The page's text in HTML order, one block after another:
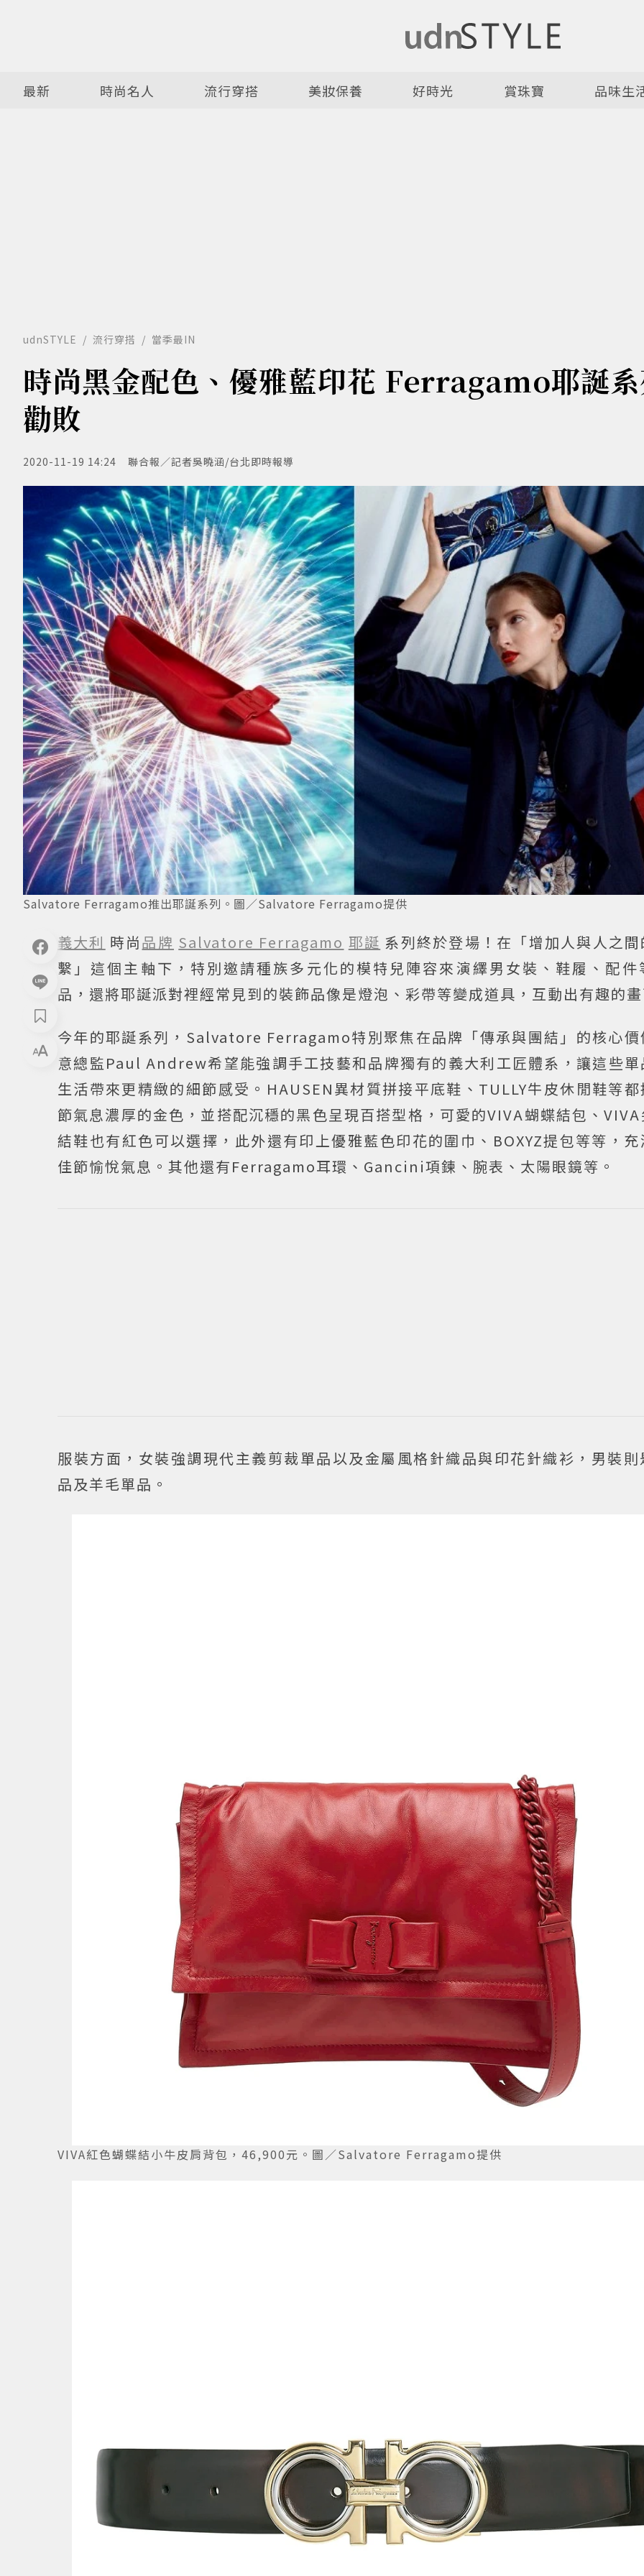
最新 時尚名人 流行穿搭 美妝保養 好時光 賞珠寶 品味生
udnSTYLE 流行穿搭 當季最IN
時尚黑金配色、優雅藍印花 Ferragamo耶誕
勸敗
2020-11-19 14:24 聯合報／記者吳曉涵/台北即時報導
Salvatore Ferragamo推出耶誕系列。圖／Salvatore Ferragamo提供
義大利 時尚品牌 Salvatore Ferragamo 耶誕 系列終於登場！在「增加人與人之
繫」這個主軸下，特別邀請種族多元化的模特兒陣容來演繹男女裝、鞋履、配件
品，還將耶誕派對裡經常見到的裝飾品像是燈泡、彩帶等變成道具，互動出有趣的
今年的耶誕系列，Salvatore Ferragamo特別聚焦在品牌「傳承與團結」的核心價
意總監Paul Andrew希望能強調手工技藝和品牌獨有的義大利工匠體系，讓這些
生活帶來更精緻的細節感受。HAUSEN異材質拼接平底鞋、TULLY牛皮休閒鞋等
節氣息濃厚的金色，並搭配沉穩的黑色呈現百搭型格，可愛的VIVA蝴蝶結包、
結鞋也有紅色可以選擇，此外還有印上優雅藍色印花的圍巾、BOXYZ提包等等，
佳節愉悅氣息。其他還有Ferragamo耳環、Gancini項鍊、腕表、太陽眼鏡等。
服裝方面，女裝強調現代主義剪裁單品以及金屬風格針織品與印花針織衫，男裝
品及羊毛單品。
VIVA紅色蝴蝶結小牛皮肩背包，46,900元。圖／Salvatore Ferragamo提供